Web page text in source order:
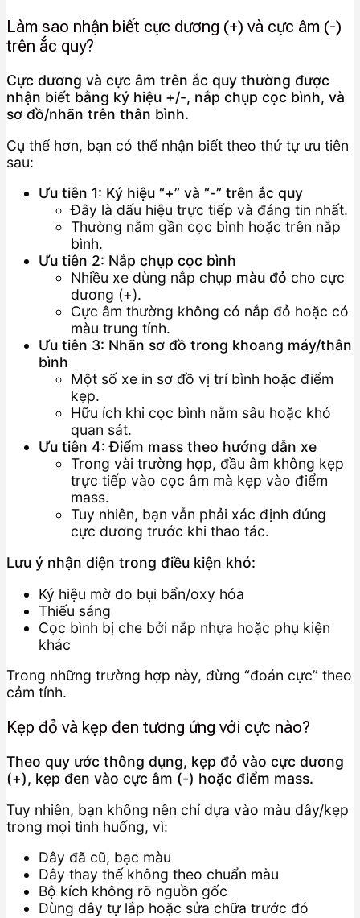
Làm sao nhận biết cực dương (+) và cực âm (-)
trên ắc quy?
Cực dương và cực âm trên ắc quy thường được
nhận biết bằng ký hiệu +/-, nắp chụp cọc bình, và
sơ đồ/nhãn trên thân bình.
Cụ thể hơn, bạn có thể nhận biết theo thứ tự ưu tiên
sau:
Ưu tiên 1: Ký hiệu “+” và “-” trên ắc quy
Đây là dấu hiệu trực tiếp và đáng tin nhất.
Thường nằm gần cọc bình hoặc trên nắp
bình.
Ưu tiên 2: Nắp chụp cọc bình
Nhiều xe dùng nắp chụp màu đỏ cho cực
dương (+).
Cực âm thường không có nắp đỏ hoặc có
màu trung tính.
Ưu tiên 3: Nhãn sơ đồ trong khoang máy/thân
bình
Một số xe in sơ đồ vị trí bình hoặc điểm
kẹp.
Hữu ích khi cọc bình nằm sâu hoặc khó
quan sát.
Ưu tiên 4: Điểm mass theo hướng dẫn xe
Trong vài trường hợp, đầu âm không kẹp
trực tiếp vào cọc âm mà kẹp vào điểm
mass.
Tuy nhiên, bạn vẫn phải xác định đúng
cực dương trước khi thao tác.
Lưu ý nhận diện trong điều kiện khó:
Ký hiệu mờ do bụi bẩn/oxy hóa
Thiếu sáng
Cọc bình bị che bởi nắp nhựa hoặc phụ kiện
khác
Trong những trường hợp này, đừng “đoán cực” theo
cảm tính.
Kẹp đỏ và kẹp đen tương ứng với cực nào?
Theo quy ước thông dụng, kẹp đỏ vào cực dương
(+), kẹp đen vào cực âm (-) hoặc điểm mass.
Tuy nhiên, bạn không nên chỉ dựa vào màu dây/kẹp
trong mọi tình huống, vì:
Dây đã cũ, bạc màu
Dây thay thế không theo chuẩn màu
Bộ kích không rõ nguồn gốc
Dùng dây tự lắp hoặc sửa chữa trước đó